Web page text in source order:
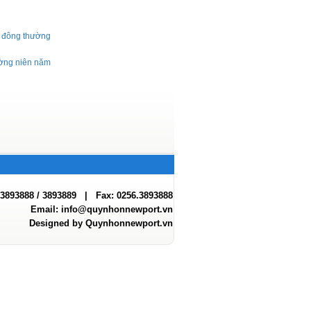
thường
niên năm
/ 3893889 | Fax: 0256.3893888
Email:info@quynhonnewport.vn
Designed by Quynhonnewport.vn